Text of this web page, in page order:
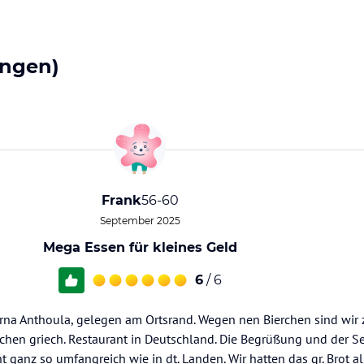
Frank56-60
September 2025
Mega Essen für kleines Geld
6 / 6
Anthoula, gelegen am Ortsrand. Wegen nen Bierchen sind wir
griech. Restaurant in Deutschland. Die Begrüßung und der
ganz so umfangreich wie in dt. Landen. Wir hatten das gr. Brot